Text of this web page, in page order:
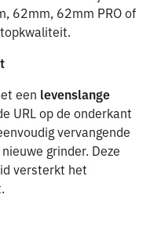
62mm, 62mm PRO of
een levenslange
URL op de onderkant
vervangende
grinder. Deze
versterkt het